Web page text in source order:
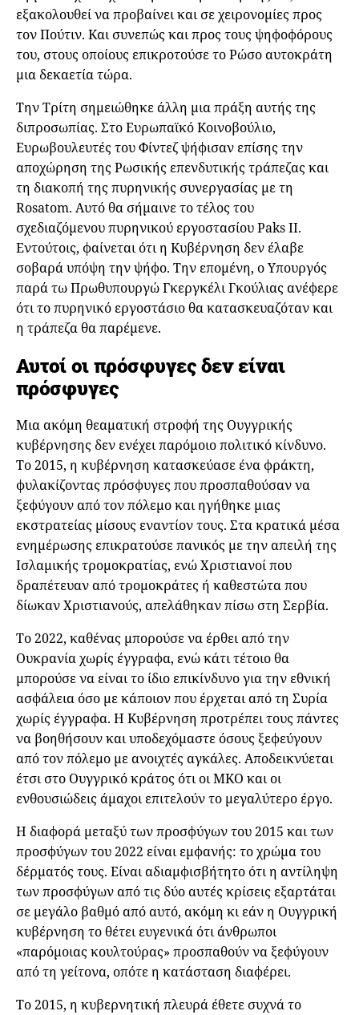
εξακολουθεί να προβαίνει και σε χειρονομίες προς
τον Πούτιν. Και συνεπώς και προς τους ψηφοφόρους
του, στους οποίους επικροτούσε το Ρώσο αυτοκράτη
μια δεκαετία τώρα.
Την Τρίτη σημειώθηκε άλλη μια πράξη αυτής της
διπροσωπίας. Στο Ευρωπαϊκό Κοινοβούλιο,
Ευρωβουλευτές του Φίντεζ ψήφισαν επίσης την
αποχώρηση της Ρωσικής επενδυτικής τράπεζας και
τη διακοπή της πυρηνικής συνεργασίας με τη
Rosatom. Αυτό θα σήμαινε το τέλος του
σχεδιαζόμενου πυρηνικού εργοστασίου Paks II.
Εντούτοις, φαίνεται ότι η Κυβέρνηση δεν έλαβε
σοβαρά υπόψη την ψήφο. Την επομένη, ο Υπουργός
παρά τω Πρωθυπουργώ Γκεργκέλι Γκούλιας ανέφερε
ότι το πυρηνικό εργοστάσιο θα κατασκευαζόταν και
η τράπεζα θα παρέμενε.
Αυτοί οι πρόσφυγες δεν είναι
πρόσφυγες
Μια ακόμη θεαματική στροφή της Ουγγρικής
κυβέρνησης δεν ενέχει παρόμοιο πολιτικό κίνδυνο.
Το 2015, η κυβέρνηση κατασκεύασε ένα φράκτη,
φυλακίζοντας πρόσφυγες που προσπαθούσαν να
ξεφύγουν από τον πόλεμο και ηγήθηκε μιας
εκστρατείας μίσους εναντίον τους. Στα κρατικά μέσα
ενημέρωσης επικρατούσε πανικός με την απειλή της
Ισλαμικής τρομοκρατίας, ενώ Χριστιανοί που
δραπέτευαν από τρομοκράτες ή καθεστώτα που
δίωκαν Χριστιανούς, απελάθηκαν πίσω στη Σερβία.
Το 2022, καθένας μπορούσε να έρθει από την
Ουκρανία χωρίς έγγραφα, ενώ κάτι τέτοιο θα
μπορούσε να είναι το ίδιο επικίνδυνο για την εθνική
ασφάλεια όσο με κάποιον που έρχεται από τη Συρία
χωρίς έγγραφα. Η Κυβέρνηση προτρέπει τους πάντες
να βοηθήσουν και υποδεχόμαστε όσους ξεφεύγουν
από τον πόλεμο με ανοιχτές αγκάλες. Αποδεικνύεται
έτσι στο Ουγγρικό κράτος ότι οι ΜΚΟ και οι
ενθουσιώδεις άμαχοι επιτελούν το μεγαλύτερο έργο.
Η διαφορά μεταξύ των προσφύγων του 2015 και των
προσφύγων του 2022 είναι εμφανής: το χρώμα του
δέρματός τους. Είναι αδιαμφισβήτητο ότι η αντίληψη
των προσφύγων από τις δύο αυτές κρίσεις εξαρτάται
σε μεγάλο βαθμό από αυτό, ακόμη κι εάν η Ουγγρική
κυβέρνηση το θέτει ευγενικά ότι άνθρωποι
«παρόμοιας κουλτούρας» προσπαθούν να ξεφύγουν
από τη γείτονα, οπότε η κατάσταση διαφέρει.
Το 2015, η κυβερνητική πλευρά έθετε συχνά το